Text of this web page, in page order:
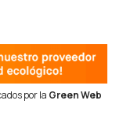
por la Green Web